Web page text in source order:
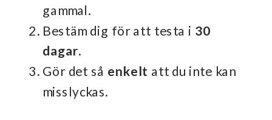
gammal.
Bestäm dig för att testa i 30
dagar.
Gör det så enkelt att du inte kan
misslyckas.